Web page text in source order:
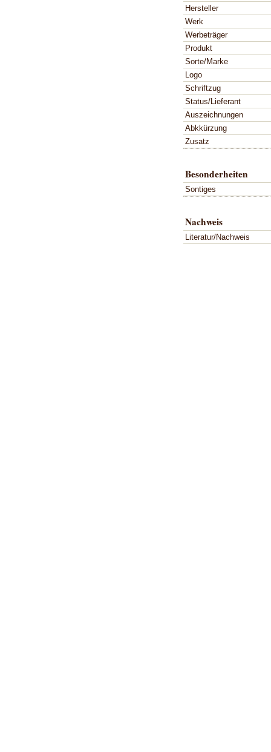
Hersteller
Werk
Werbeträger
Produkt
Sorte/Marke
Logo
Schriftzug
Status/Lieferant
Auszeichnungen
Abkkürzung
Zusatz
Besonderheiten
Sontiges
Nachweis
Literatur/Nachweis